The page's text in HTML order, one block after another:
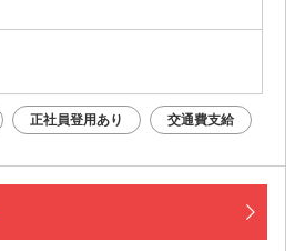
正社員登用あり 交通費支給